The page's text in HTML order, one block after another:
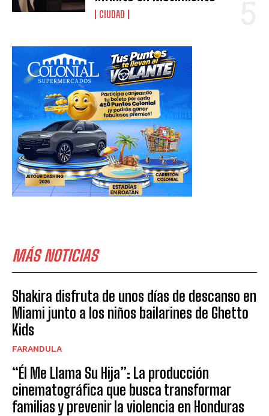
CIUDAD
MÁS NOTICIAS
Shakira disfruta de unos días de descanso en
Miami junto a los niños bailarines de Ghetto
Kids
FARANDULA
“Él Me Llama Su Hija”: La producción
cinematográfica que busca transformar
familias y prevenir la violencia en Honduras